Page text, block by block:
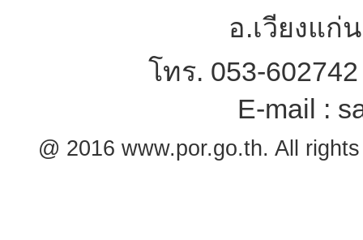
อ.เวียงแก่
โทร. 053-
E-mail :
@ 2016 www.por.go.th. All